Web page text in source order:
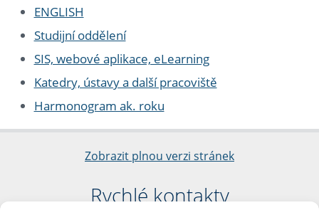
ENGLISH
Studijní oddělení
SIS, webové aplikace, eLearning
Katedry, ústavy a další pracoviště
Harmonogram ak. roku
Zobrazit plnou verzi stránek
Rychlé kontakty